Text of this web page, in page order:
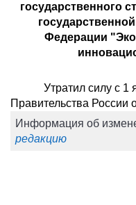
государственного
Федерации
Утратил силу с 1
Правительства России
Информация об
редакцию